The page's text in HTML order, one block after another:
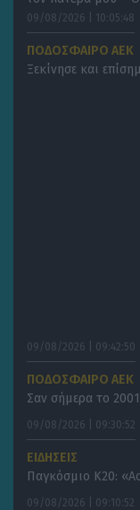
09/08/2026 | 10:05:48
ΠΟΔΟΣΦΑΙΡΟ ΑΕΚ
Ξεκίνησε και
09/08/2026 | 09:42:50
ΠΟΔΟΣΦΑΙΡΟ ΑΕΚ
Σαν σήμερα το
09/08/2026 | 09:30:52
ΕΙΔΗΣΕΙΣ
Παγκόσμιο Κ20:
09/08/2026 | 09:10:52